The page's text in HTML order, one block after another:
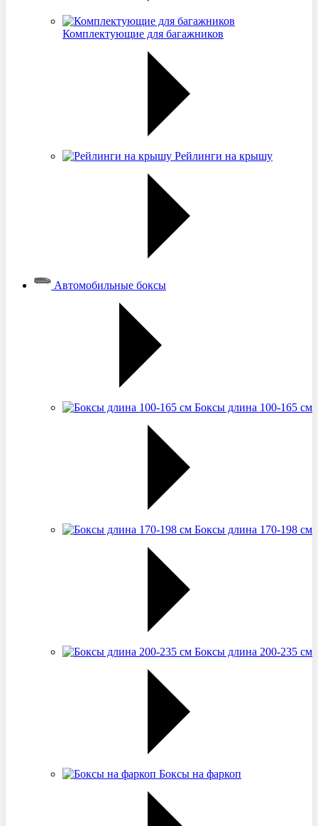
Комплектующие для багажников
Рейлинги на крышу
Автомобильные боксы
Боксы длина 100-165 см
Боксы длина 170-198 см
Боксы длина 200-235 см
Боксы на фаркоп